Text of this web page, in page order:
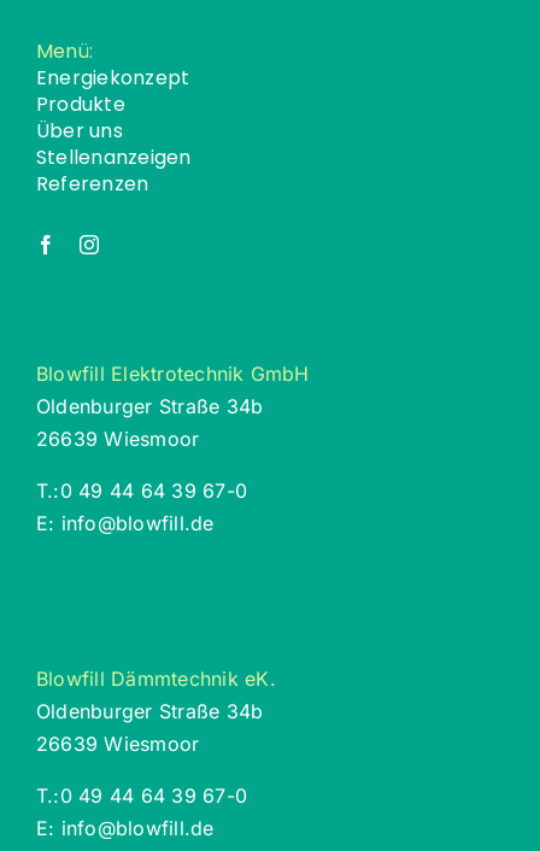
Menü:
Energiekonzept
Produkte
Über uns
Stellenanzeigen
Referenzen
Blowfill Elektrotechnik GmbH
Oldenburger Straße 34b
26639 Wiesmoor
T.:0 49 44 64 39 67-0
E: info@blowfill.de
Blowfill Dämmtechnik eK.
Oldenburger Straße 34b
26639 Wiesmoor
T.:0 49 44 64 39 67-0
E: info@blowfill.de